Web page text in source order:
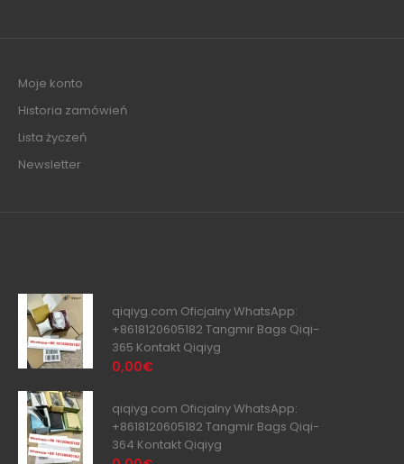
Moje konto
Historia zamówień
Lista życzeń
Newsletter
qiqiyg.com Oficjalny WhatsApp:
+8618120605182 Tangmir Bags Qiqi-
365 Kontakt Qiqiyg
0,00€
qiqiyg.com Oficjalny WhatsApp:
+8618120605182 Tangmir Bags Qiqi-
364 Kontakt Qiqiyg